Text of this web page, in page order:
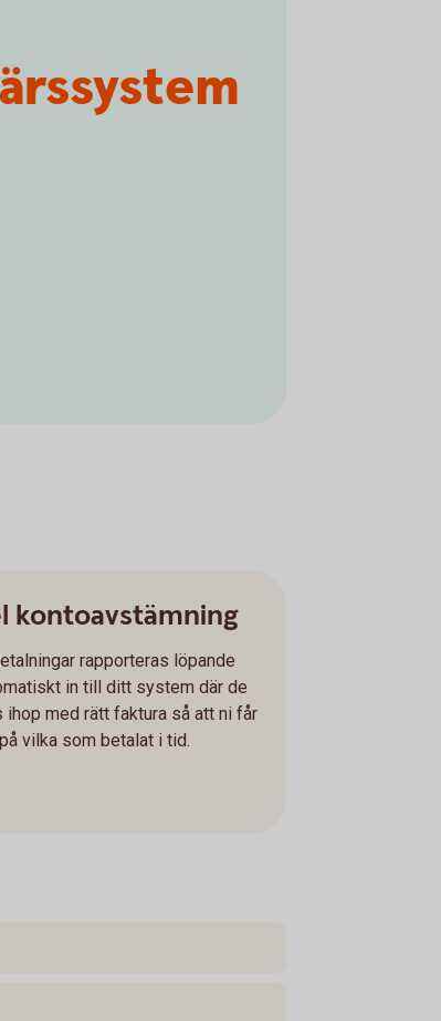
kontoavstämning
rapporteras löpande
in till ditt system där de
ihop med rätt faktura så att ni får
vilka som betalat i tid.